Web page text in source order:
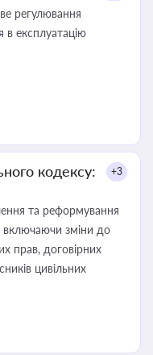
регулювання
в експлуатацію
кодексу:
+3
та реформування
включаючи зміни до
прав, договірних
цивільних